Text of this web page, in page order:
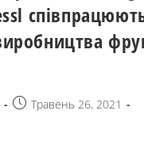
Травень 26, 2021